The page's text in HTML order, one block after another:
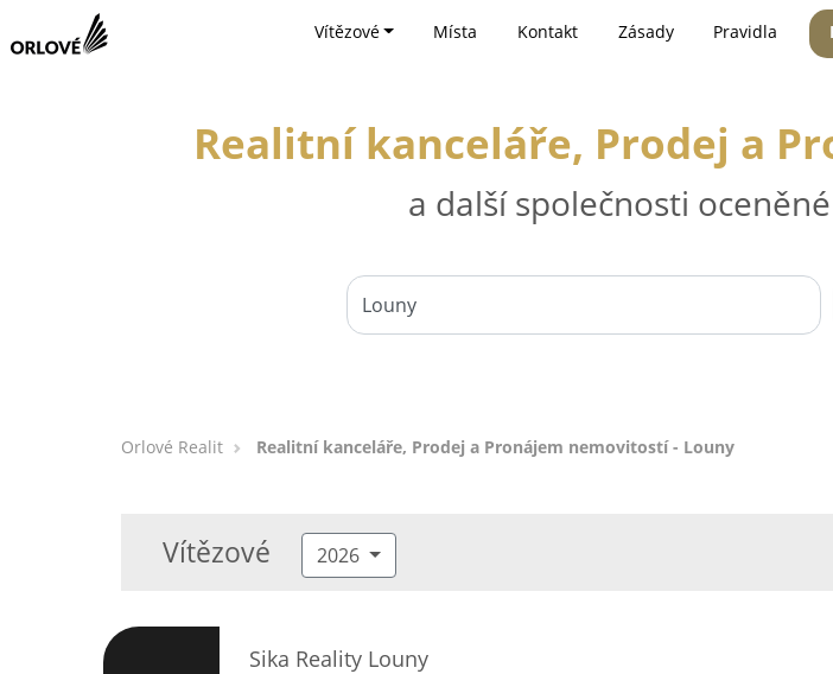
Vítězové Místa Kontakt Zásady Pravidla
Realitní kanceláře, Prodej a
a další společnosti
Orlové Realit Realitní kanceláře, Prodej a Pronájem nemovitostí - Louny
Vítězové 2026
Sika Reality Louny